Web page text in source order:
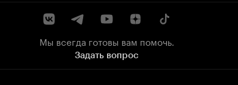
Мы всегда готовы вам помочь.
Задать вопрос